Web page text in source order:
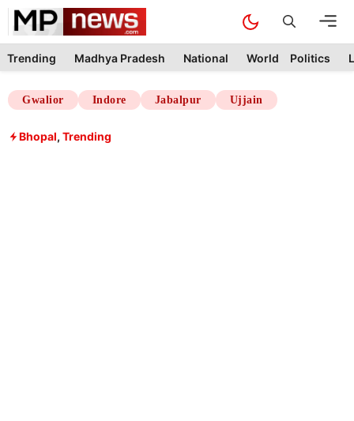
Skip
content
Trending Madhya Pradesh National World Politics
Gwalior Indore Jabalpur Ujjain
Bhopal, Trending